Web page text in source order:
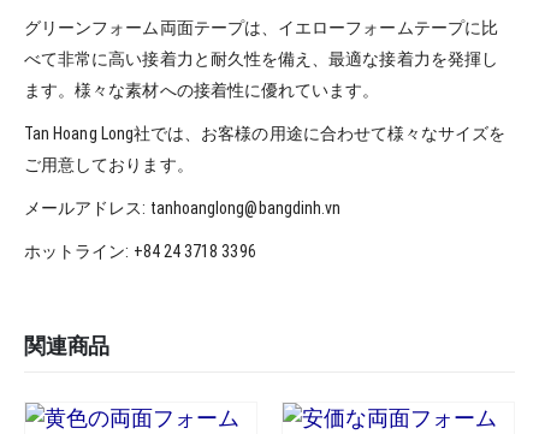
グリーンフォーム両面テープは、イエローフォームテープに比
べて非常に高い接着力と耐久性を備え、最適な接着力を発揮し
ます。様々な素材への接着​​性に優れています。
Tan Hoang Long社では、お客様の用途に合わせて様々なサイズを
ご用意しております。
メールアドレス: tanhoanglong@bangdinh.vn
ホットライン: +84 24 3718 3396
関連商品